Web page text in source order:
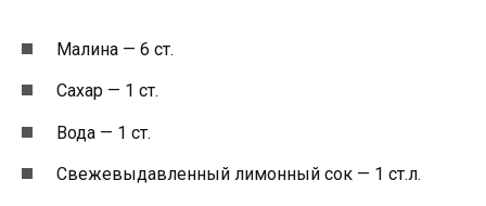
Малина — 6 ст.
Сахар — 1 ст.
Вода — 1 ст.
Свежевыдавленный лимонный сок — 1 ст.л.